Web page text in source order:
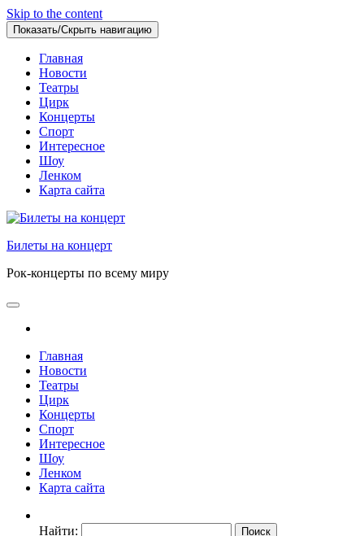
Skip to the content
Показать/Скрыть навигацию
Главная
Новости
Театры
Цирк
Концерты
Спорт
Интересное
Шоу
Ленком
Карта сайта
Билеты на концерт
Рок-концерты по всему миру
Главная
Новости
Театры
Цирк
Концерты
Спорт
Интересное
Шоу
Ленком
Карта сайта
Найти: